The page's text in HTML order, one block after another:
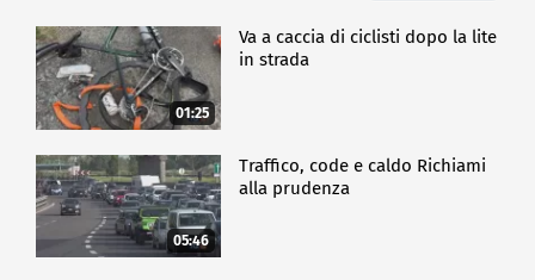
01:25
Va a caccia di ciclisti dopo la lite
in strada
05:46
Traffico, code e caldo Richiami
alla prudenza